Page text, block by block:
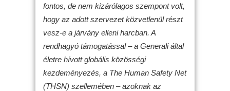
fontos, de nem kizárólagos szempont volt,
hogy az adott szervezet közvetlenül részt
vesz-e a járvány elleni harcban. A
rendhagyó támogatással – a Generali által
életre hívott globális közösségi
kezdeményezés, a The Human Safety Net
(THSN) szellemében – azoknak az